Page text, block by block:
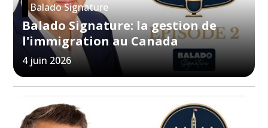
Balado Signature
Balado Signature: la gestion de
l'immigration au Canada
4 juin 2026